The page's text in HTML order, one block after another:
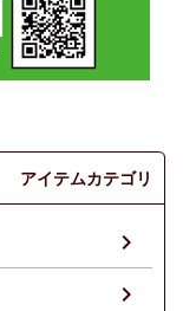
アイテムカテゴリ